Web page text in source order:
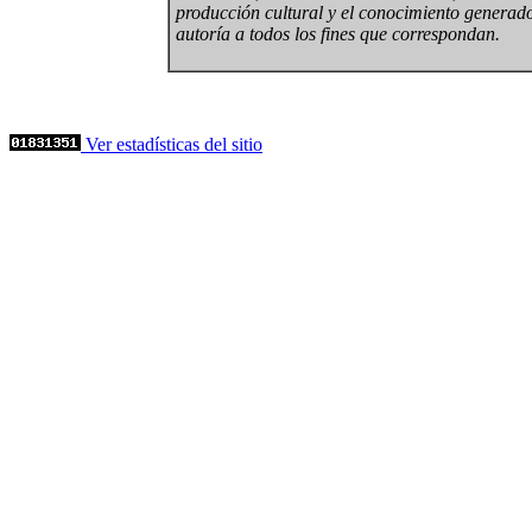
producción cultural y el conocimiento
autoría a todos los fines que correspondan.
Ver estadísticas del sitio